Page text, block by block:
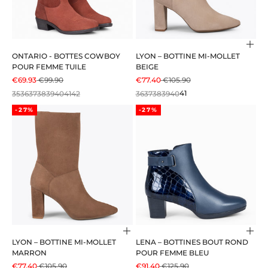
ONTARIO - BOTTES COWBOY
POUR FEMME TUILE
PRIX DE VENTE
€69.93PRIX NORMAL
€99.90
3536373839404142
LYON – BOTTINE MI-MOLLET
BEIGE
PRIX DE VENTE
€77.40PRIX NORMAL
€105.90
363738394041
-27%
Choisir les options
LYON – BOTTINE MI-MOLLET
MARRON
PRIX DE VENTE
€77.40PRIX NORMAL
€105.90
-27%
LENA – BOTTINES BOUT ROND
POUR FEMME BLEU
PRIX DE VENTE
€91.40PRIX NORMAL
€125.90